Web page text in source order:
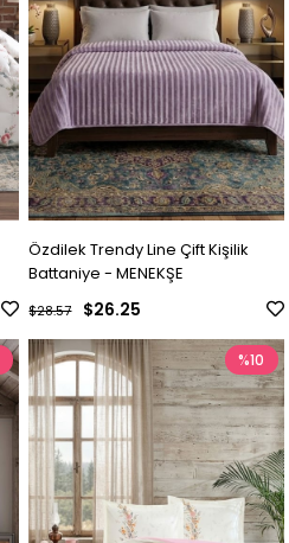
Özdilek Trendy Line Çift Kişilik
Battaniye - MENEKŞE
$26.25
$28.57
%10